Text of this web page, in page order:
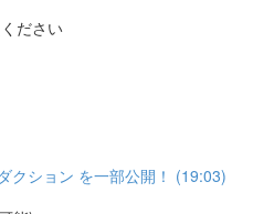
ださい
クション を一部公開！ (19:03)